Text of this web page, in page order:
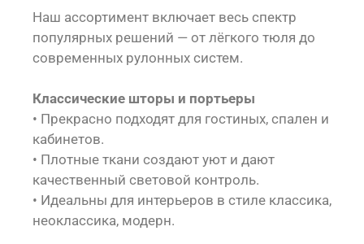
Наш ассортимент включает весь спектр
популярных решений — от лёгкого тюля до
современных рулонных систем.
Классические шторы и портьеры
• Прекрасно подходят для гостиных, спален и
кабинетов.
• Плотные ткани создают уют и дают
качественный световой контроль.
• Идеальны для интерьеров в стиле классика,
неоклассика, модерн.